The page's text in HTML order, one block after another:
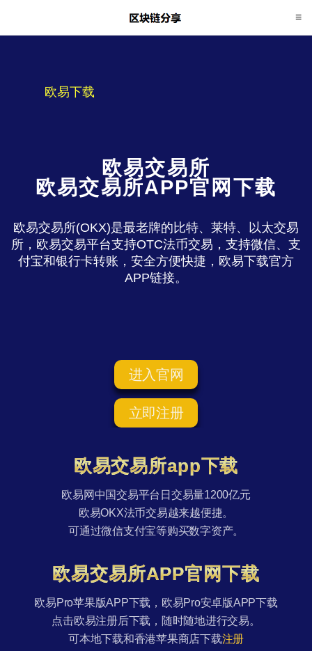
欧易下载
欧易交易所
欧易交易所APP官网下载
欧易交易所(OKX)是最老牌的比特、莱特、以太交易
所，欧易交易平台支持OTC法币交易，支持微信、支
付宝和银行卡转账，安全方便快捷，欧易下载官方
APP链接。
进入官网
立即注册
欧易交易所app下载
欧易网中国交易平台日交易量1200亿元
欧易OKX法币交易越来越便捷。
可通过微信支付宝等购买数字资产。
欧易交易所APP官网下载
欧易Pro苹果版APP下载，欧易Pro安卓版APP下载
点击欧易注册后下载，随时随地进行交易。
可本地下载和香港苹果商店下载注册